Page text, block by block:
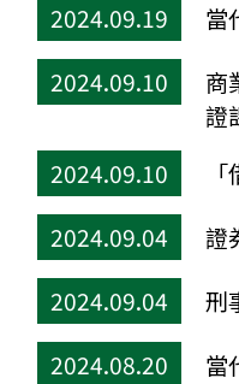
2024.09.19
當
2024.09.10
商
證
2024.09.10
2024.09.04
證
2024.09.04
刑
2024.08.20
當